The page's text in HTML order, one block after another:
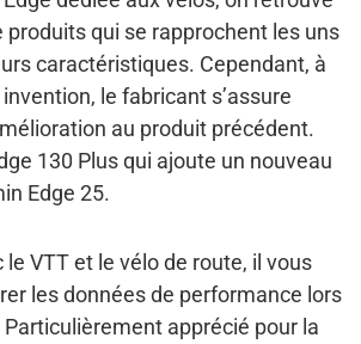
produits qui se rapprochent les uns
caractéristiques. Cependant, à
le fabricant s’assure
au produit précédent.
130 Plus qui ajoute un nouveau
Edge 25.
VTT et le vélo de route, il vous
les données de performance lors
apprécié pour la